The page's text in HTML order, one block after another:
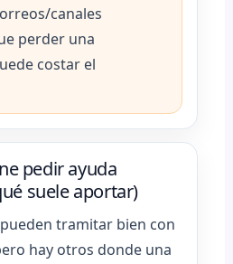
canales
perder una
costar el
pedir ayuda
suele aportar)
tramitar bien con
hay otros donde una